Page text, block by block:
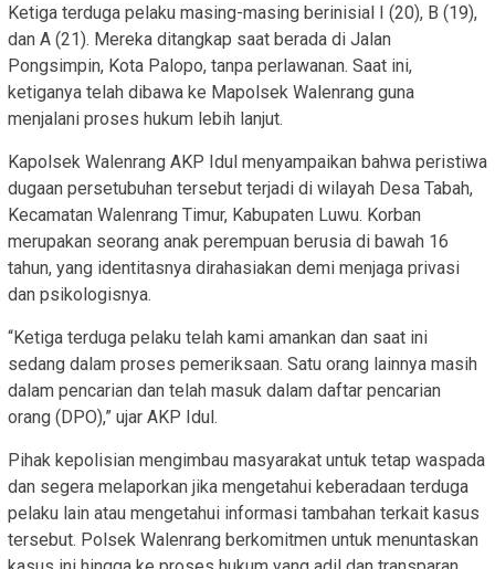
Ketiga terduga pelaku masing-masing berinisial I (20), B (19),
dan A (21). Mereka ditangkap saat berada di Jalan
Pongsimpin, Kota Palopo, tanpa perlawanan. Saat ini,
ketiganya telah dibawa ke Mapolsek Walenrang guna
menjalani proses hukum lebih lanjut.
Kapolsek Walenrang AKP Idul menyampaikan bahwa peristiwa
dugaan persetubuhan tersebut terjadi di wilayah Desa Tabah,
Kecamatan Walenrang Timur, Kabupaten Luwu. Korban
merupakan seorang anak perempuan berusia di bawah 16
tahun, yang identitasnya dirahasiakan demi menjaga privasi
dan psikologisnya.
“Ketiga terduga pelaku telah kami amankan dan saat ini
sedang dalam proses pemeriksaan. Satu orang lainnya masih
dalam pencarian dan telah masuk dalam daftar pencarian
orang (DPO),” ujar AKP Idul.
Pihak kepolisian mengimbau masyarakat untuk tetap waspada
dan segera melaporkan jika mengetahui keberadaan terduga
pelaku lain atau mengetahui informasi tambahan terkait kasus
tersebut. Polsek Walenrang berkomitmen untuk menuntaskan